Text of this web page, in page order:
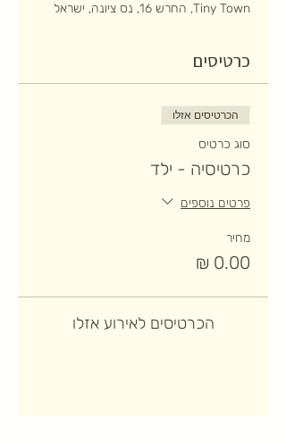
Tiny Town, החרש 16, נס ציונה, ישראל
כרטיסים
הכרטיסים אזלו
סוג כרטיס
כרטיסיה - ילד
פרטים נוספים
מחיר
הכרטיסים לאירוע אזלו